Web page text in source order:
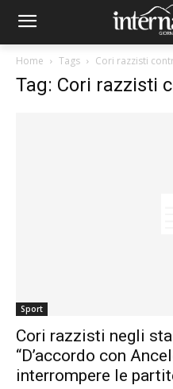
Home Tags Cori razzisti
Tag: Cori razzisti
Sport
Cori razzisti negli
“D’accordo con
interrompere le